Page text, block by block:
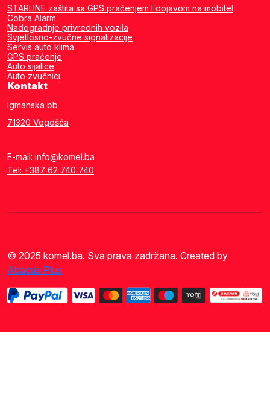
STARLINE zaštita sa GPS praćenjem I dojavom na mobitel
Cobra Alarm
Nadogradnje privrednih vozila
Svjetlosno-zvučne signalizacije
Servis auto klima
GPS praćenje
Auto sijalice
Auto zvučnici
Kontakt
Igmanska bb
71320 Vogošća
E-mail: info@komel.ba
Tel: +387 62 740 740
© 2025 komel.ba. Sva prava zadržana. Created by
Abacus Plus